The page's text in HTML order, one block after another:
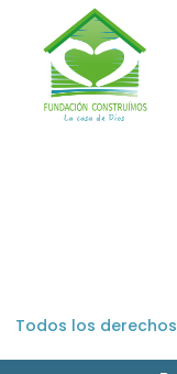
Todos los